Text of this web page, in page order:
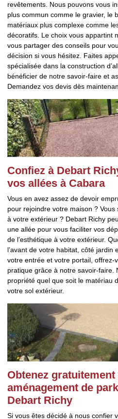
revêtements. Nous pouvons vous
plus commun comme le gravier, le
matériaux plus complexe comme
décoratifs. Le choix vous appartint
vous partager des conseils pour
décision si vous hésitez. Faites
spécialisée dans la construction
bénéficier de notre savoir-faire et
Demandez vos devis dès
Confiez à Debart
vos allées à Cabara
Vous en avez assez de devoir
pour rejoindre votre maison ?
à votre extérieur ? Debart Richy
une allée pour vous faciliter vos
de l’esthétique à votre extérieur.
l’avant de votre habitat, côté jardin
votre entrée et votre portail, offrez-
pratique grâce à notre savoir-faire.
propriété quel que soit le matériau
votre sol extérieur.
Obtenez
aménagement de
Debart Richy
Si vous êtes décidé à nous confier